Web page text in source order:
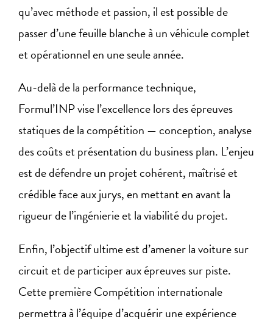
qu’avec méthode et passion, il est possible de
passer d’une feuille blanche à un véhicule complet
et opérationnel en une seule année.
Au-delà de la performance technique,
Formul’INP vise l’excellence lors des épreuves
statiques de la compétition — conception, analyse
des coûts et présentation du business plan. L’enjeu
est de défendre un projet cohérent, maîtrisé et
crédible face aux jurys, en mettant en avant la
rigueur de l’ingénierie et la viabilité du projet.
Enfin, l’objectif ultime est d’amener la voiture sur
circuit et de participer aux épreuves sur piste.
Cette première Compétition internationale
permettra à l’équipe d’acquérir une expérience